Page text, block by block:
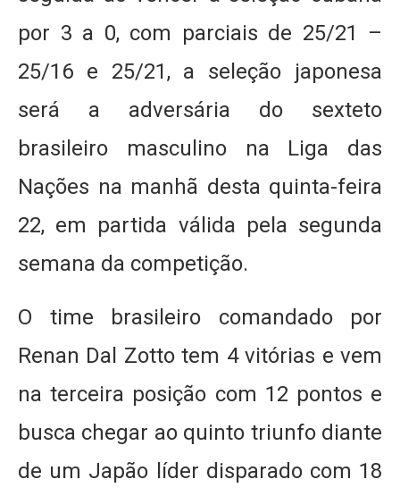
por 3 a 0, com parciais de 25/21 –
25/16 e 25/21, a seleção japonesa
será a adversária do sexteto
brasileiro masculino na Liga das
Nações na manhã desta quinta-feira
22, em partida válida pela segunda
semana da competição.
O time brasileiro comandado por
Renan Dal Zotto tem 4 vitórias e vem
na terceira posição com 12 pontos e
busca chegar ao quinto triunfo diante
de um Japão líder disparado com 18